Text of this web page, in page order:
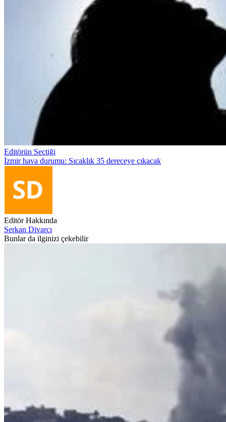
Editörün Seçtiği
İzmir hava durumu: Sıcaklık 35 dereceye çıkacak
Editör Hakkında
Serkan Divarcı
Bunlar da ilginizi çekebilir